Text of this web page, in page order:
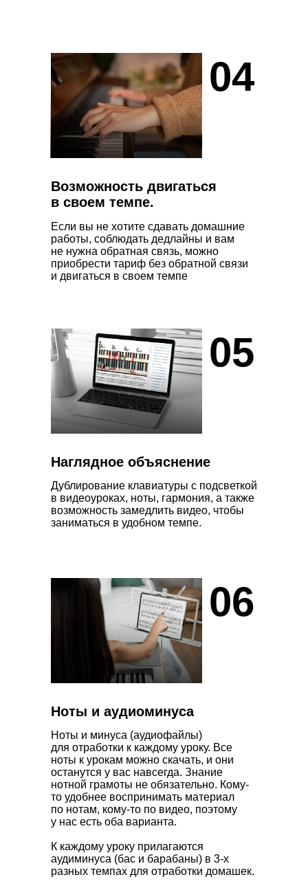
Если вы не хотите сдавать домашние
работы, соблюдать дедлайны и вам
не нужна обратная связь, можно
приобрести тариф без обратной связи
и двигаться в своем темпе
04
Возможность двигаться
в своем темпе.
Дублирование клавиатуры с подсветкой
в видеоуроках, ноты, гармония, а также
возможность замедлить видео, чтобы
заниматься в удобном темпе.
05
Наглядное объяснение
Ноты и минуса (аудиофайлы)
для отработки к каждому уроку. Все
ноты к урокам можно скачать, и они
останутся у вас навсегда. Знание
нотной грамоты не обязательно. Кому-
то удобнее воспринимать материал
по нотам, кому-то по видео, поэтому
у нас есть оба варианта.
К каждому уроку прилагаются
аудиминуса (бас и барабаны) в 3-х
разных темпах для отработки домашек.
06
Ноты и аудиоминуса
ЗАРУБЕЖНЫХ
Вы можете оплатить
обучение из любой точки
Мне только спросить
Мне без очереди
Оплатить зарубежной картой
Оплатить зарубежной картой